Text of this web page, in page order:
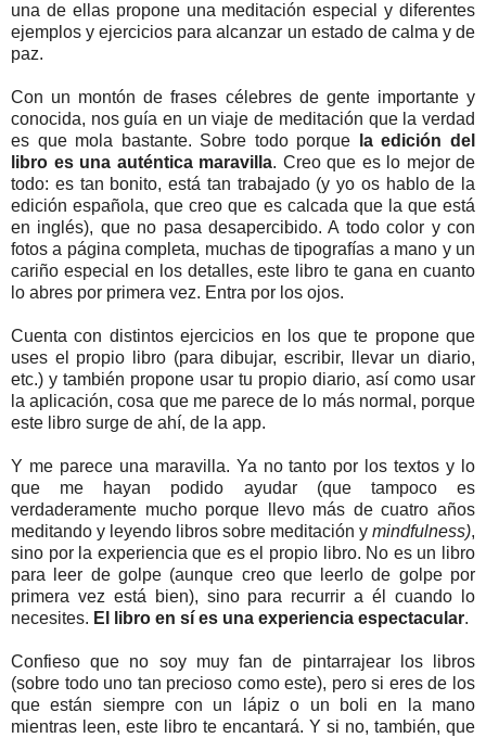
una de ellas propone una meditación especial y diferentes
ejemplos y ejercicios para alcanzar un estado de calma y de
paz.
Con un montón de frases célebres de gente importante y
conocida, nos guía en un viaje de meditación que la verdad
es que mola bastante. Sobre todo porque
la edición del
libro es una auténtica maravilla. Creo que es lo mejor de
todo: es tan bonito, está tan trabajado (y yo os hablo de la
edición española, que creo que es calcada que la que está
en inglés), que no pasa desapercibido. A todo color y con
fotos a página completa, muchas de tipografías a mano y un
cariño especial en los detalles, este libro te gana en cuanto
lo abres por primera vez. Entra por los ojos.
Cuenta con distintos ejercicios en los que te propone que
uses el propio libro (para dibujar, escribir, llevar un diario,
etc.) y también propone usar tu propio diario, así como usar
la aplicación, cosa que me parece de lo más normal, porque
este libro surge de ahí, de la app.
Y me parece una maravilla. Ya no tanto por los textos y lo
que me hayan podido ayudar (que tampoco es
verdaderamente mucho porque llevo más de cuatro años
meditando y leyendo libros sobre meditación y mindfulness),
sino por la experiencia que es el propio libro. No es un libro
para leer de golpe (aunque creo que leerlo de golpe por
primera vez está bien), sino para recurrir a él cuando lo
necesites. El libro en sí es una experiencia espectacular.
Confieso que no soy muy fan de pintarrajear los libros
(sobre todo uno tan precioso como este), pero si eres de los
que están siempre con un lápiz o un boli en la mano
mientras leen, este libro te encantará. Y si no, también, que